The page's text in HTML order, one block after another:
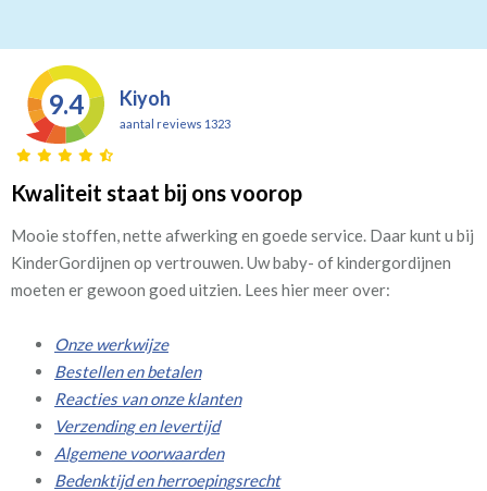
9.4 Kiyoh
aantal reviews 1323
Kwaliteit staat bij ons voorop
Mooie stoffen, nette afwerking en goede service. Daar kunt u bij
KinderGordijnen op vertrouwen. Uw baby- of kindergordijnen
moeten er gewoon goed uitzien. Lees hier meer over:
Onze werkwijze
Bestellen en betalen
Reacties van onze klanten
Verzending en levertijd
Algemene voorwaarden
Bedenktijd en herroepingsrecht